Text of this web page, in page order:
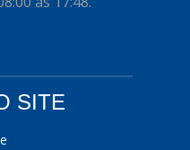
SITE